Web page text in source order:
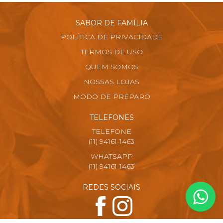
SABOR DE FAMÍLIA
POLÍTICA DE PRIVACIDADE
TERMOS DE USO
QUEM SOMOS
NOSSAS LOJAS
MODO DE PREPARO
TELEFONES
TELEFONE
(11) 94161-1463
WHATSAPP
(11) 94161-1463
REDES SOCIAIS